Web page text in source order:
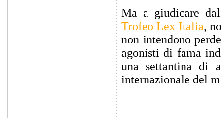
Ma a giudicare
Trofeo Lex Italia,
non intendono
agonisti di fama
una settantina di
internazionale del